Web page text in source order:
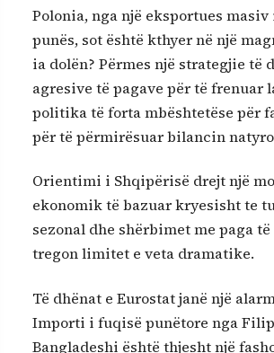
Polonia, nga një eksportues
punës, sot është kthyer në një
ia dolën? Përmes një strategjie të
agresive të pagave për të frenuar
politika të forta mbështetëse për
për të përmirësuar bilancin
​Orientimi i Shqipërisë drejt një
ekonomik të bazuar kryesisht te
sezonal dhe shërbimet me paga
tregon limitet e veta dramatike.
Të dhënat e Eurostat janë një
Importi i fuqisë punëtore nga
Bangladeshi është thjesht një